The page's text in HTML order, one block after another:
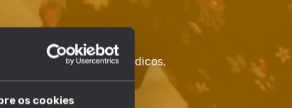
os cookies
científicos e médicos,